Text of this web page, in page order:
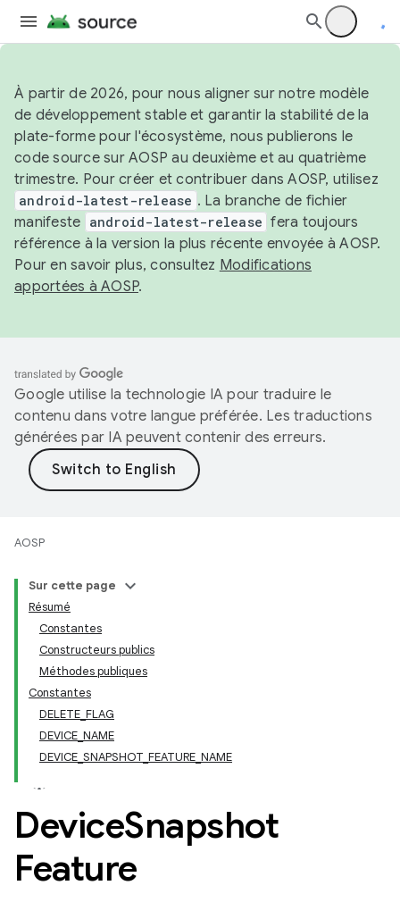
À partir de 2026, pour nous aligner sur notre modèle
de développement stable et garantir la stabilité de la
plate-forme pour l'écosystème, nous publierons le
code source sur AOSP au deuxième et au quatrième
trimestre. Pour créer et contribuer dans AOSP, utilisez
android-latest-release . La branche de fichier
manifeste android-latest-release fera toujours
référence à la version la plus récente envoyée à AOSP.
Pour en savoir plus, consultez Modifications
apportées à AOSP.
Google utilise la technologie IA pour traduire le
contenu dans votre langue préférée. Les traductions
générées par IA peuvent contenir des erreurs.
AOSP
Sur cette page
Résumé
Constantes
Constructeurs publics
Méthodes publiques
Constantes
DELETE_FLAG
DEVICE_NAME
DEVICE_SNAPSHOT_FEATURE_NAME
DeviceSnapshot
Feature